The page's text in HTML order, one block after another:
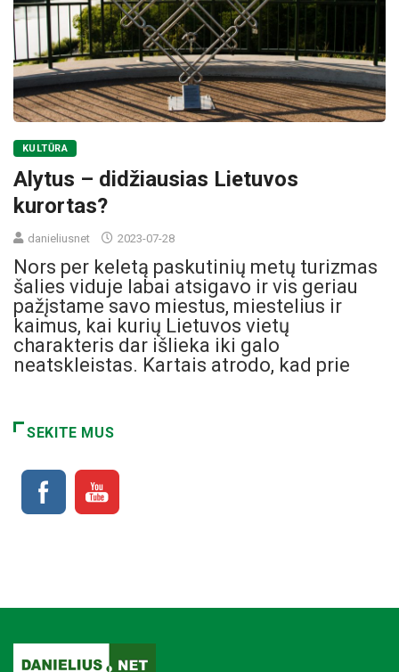
KULTŪRA
Alytus – didžiausias Lietuvos
kurortas?
danieliusnet 2023-07-28
Nors per keletą paskutinių metų turizmas
šalies viduje labai atsigavo ir vis geriau
pažįstame savo miestus, miestelius ir
kaimus, kai kurių Lietuvos vietų
charakteris dar išlieka iki galo
neatskleistas. Kartais atrodo, kad prie
SEKITE MUS